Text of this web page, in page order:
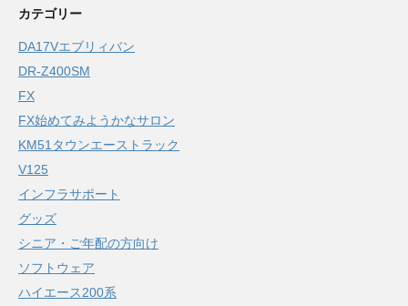
カテゴリー
DA17Vエブリィバン
DR-Z400SM
FX
FX始めてみようかなサロン
KM51タウンエーストラック
V125
インフラサポート
グッズ
シニア・ご年配の方向け
ソフトウェア
ハイエース200系